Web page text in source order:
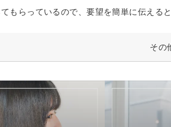
もらっているので、要望を簡単に伝える
その